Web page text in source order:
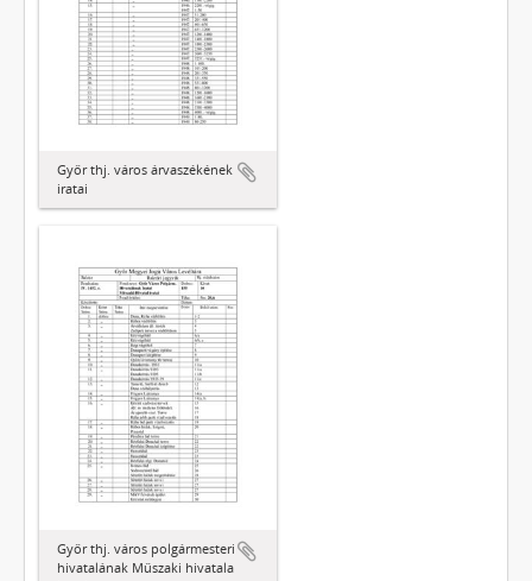
Győr thj. város árvaszékének
iratai
Győr thj. város polgármesteri
hivatalának Műszaki hivatala